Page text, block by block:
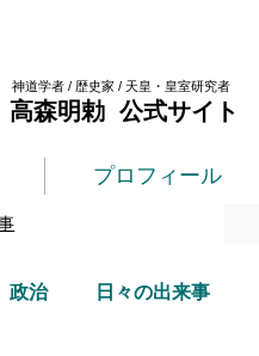
神道学者 / 歴史家 / 天皇・皇室研究者
高森明勅 公式サイト
プロフィール
政治 日々の出来事